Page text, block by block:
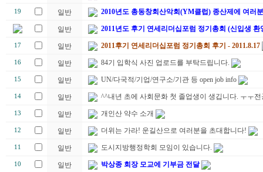
19 일반 2010년도 총동창회산악회(YM클럽) 종산제에 여러
일반 2011년도 후기 연세리더십포럼 정기총회 (신입생
17 일반 2011후기 연세리더십포럼 정기총회 후기 - 2011.8.17
16 일반 84기 입학식 사진 업로드를 부탁드립니다.
15 일반 UN/다국적/기업/연구소/기관 등 open job info
14 일반 ^^내년 초에 사회문화 첫 졸업생이 생깁니다. ㅜㅜ
13 일반 개인산 약수 소개
12 일반 더위는 가라! 운길산으로 여러분을 초대합니다!
11 일반 도시지방행정학회 모임이 있습니다.
10 일반 박상종 회장 모교에 기부금 전달